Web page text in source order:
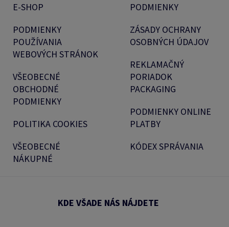
E-SHOP
PODMIENKY
POUŽÍVANIA
WEBOVÝCH STRÁNOK
VŠEOBECNÉ
OBCHODNÉ
PODMIENKY
POLITIKA COOKIES
VŠEOBECNÉ
NÁKUPNÉ
PODMIENKY
ZÁSADY OCHRANY
OSOBNÝCH ÚDAJOV
REKLAMAČNÝ
PORIADOK
PACKAGING
PODMIENKY ONLINE
PLATBY
KÓDEX SPRÁVANIA
KDE VŠADE NÁS NÁJDETE